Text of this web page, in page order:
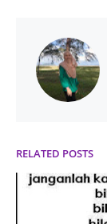
RELATED POSTS